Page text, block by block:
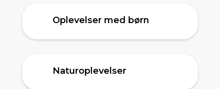
Oplevelser med børn
Naturoplevelser